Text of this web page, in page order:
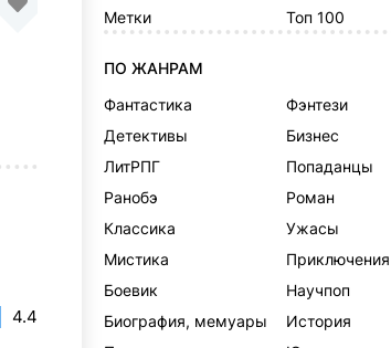
4.4
Метки
Топ 100
ПО ЖАНРАМ
Фантастика
Фэнтези
Детективы
Бизнес
ЛитРПГ
Попаданцы
Ранобэ
Роман
Классика
Ужасы
Мистика
Приключения
Боевик
Научпоп
Биография, мемуары
История